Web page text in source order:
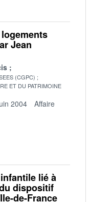
Jean
(CGPC)
ET DU PATRIMOINE
2004
Affaire
lié à
dispositif
de-France